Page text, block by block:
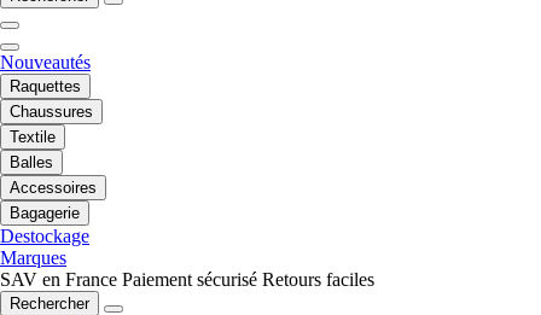
Nouveautés
Raquettes
Chaussures
Textile
Balles
Accessoires
Bagagerie
Destockage
Marques
SAV en France Paiement sécurisé Retours faciles
Rechercher